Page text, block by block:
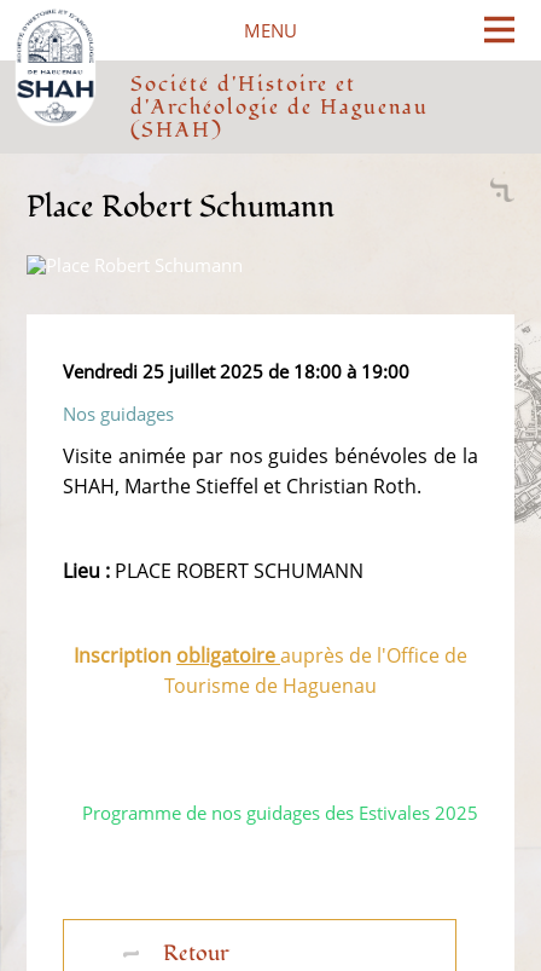
MENU
Société d'Histoire et
d'Archéologie de Haguenau
(SHAH)
Place Robert Schumann
Vendredi 25 juillet 2025 de 18:00 à 19:00
Nos guidages
Visite animée par nos guides bénévoles de la
SHAH, Marthe Stieffel et Christian Roth.
Lieu : PLACE ROBERT SCHUMANN
Inscription obligatoireauprès de l'Office de
Tourisme de Haguenau
Programme de nos guidages des Estivales 2025
Retour
Cookies management panel